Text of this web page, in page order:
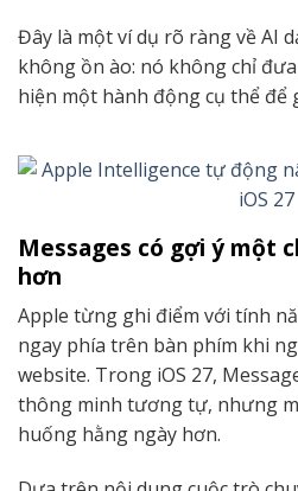
Đây là một ví dụ rõ ràng về AI
không ồn ào: nó không chỉ
hiện một hành động cụ thể để
Messages có gợi ý một
hơn
Apple từng ghi điểm với tính
ngay phía trên bàn phím khi
website. Trong iOS 27,
thông minh tương tự, nhưng
huống hằng ngày hơn.